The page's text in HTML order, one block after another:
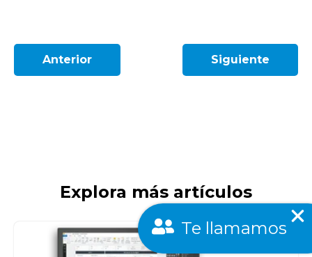
Anterior Siguiente
Explora más artículos
Te llamamos